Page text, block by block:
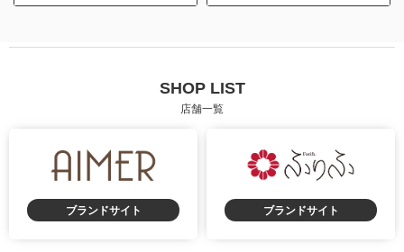
SHOP LIST
店舗一覧
ブランドサイト ブランドサイト